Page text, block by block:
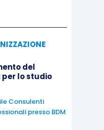
del
per lo studio
Consulenti
presso BDM